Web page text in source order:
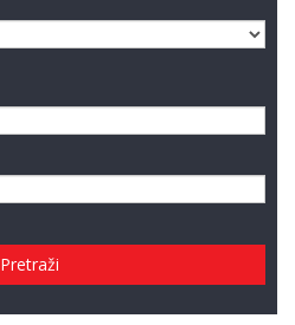
Pretraži